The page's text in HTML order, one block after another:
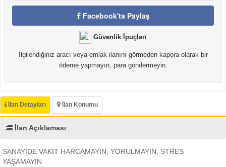
Facebook'ta Paylaş
Güvenlik İpuçları
İlgilendiğiniz aracı veya emlak ilanını görmeden kapora olarak bir
ödeme yapmayın, para göndermeyin.
İlan Detayları İlan Konumu
İlan Açıklaması
SANAYİDE VAKİT HARCAMAYIN, YORULMAYIN, STRES
YAŞAMAYIN